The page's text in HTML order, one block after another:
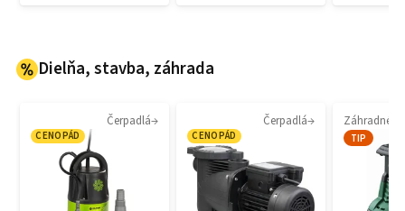
Dielňa, stavba, záhrada
Čerpadlá
CENOPÁD
Čerpadlá
CENOPÁD TIP